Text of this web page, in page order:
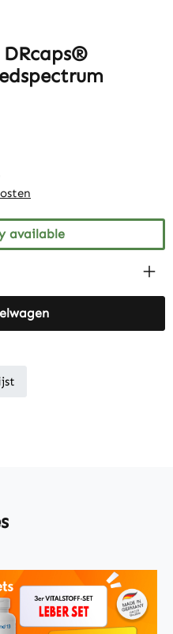
available
the desired